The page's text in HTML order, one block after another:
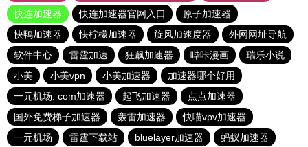
快连加速器
快连加速器官网入口
原子加速器
快鸭加速器
快柠檬加速器 旋风加速度器
外网网址导航
软件中心
雷霆加速 狂飙加速器 哔咔漫画
瑞乐小说
小美
小美vpn 小美加速器
加速器哪个好用
一元机场. com加速器
起飞加速器
点点加速器
国外免费梯子加速器
轰雷加速器
快喵vpv加速器
一元机场
雷霆下载站 bluelayer加速器 蚂蚁加速器